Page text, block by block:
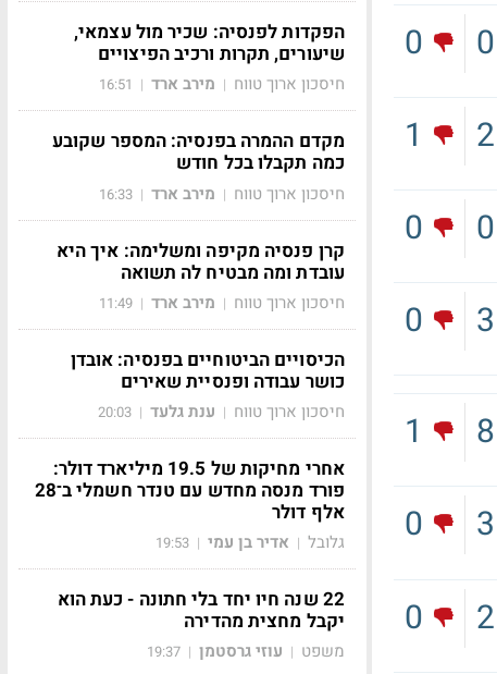
0
0
2
1
0
0
3
0
8
1
3
0
2
0
הפקדות לפנסיה: שכיר מול עצמאי,
שיעורים, תקרות ורכיב הפיצויים
חיסכון ארוך טווח | מירב ארד |
16:51
מקדם ההמרה בפנסיה: המספר שקובע
כמה תקבלו בכל חודש
חיסכון ארוך טווח | מירב ארד |
16:33
קרן פנסיה מקיפה ומשלימה: איך היא
עובדת ומה מבטיח לה תשואה
חיסכון ארוך טווח | מירב ארד |
11:49
הכיסויים הביטוחיים בפנסיה: אובדן
כושר עבודה ופנסיית שאירים
חיסכון ארוך טווח | ענת גלעד |
20:03
אחרי מחיקות של 19.5 מיליארד דולר:
פורד מנסה מחדש עם טנדר חשמלי ב־28
אלף דולר
גלובל | אדיר בן עמי |
19:53
22 שנה חיו יחד בלי חתונה - כעת הוא
יקבל מחצית מהדירה
משפט | עוזי גרסטמן |
19:37